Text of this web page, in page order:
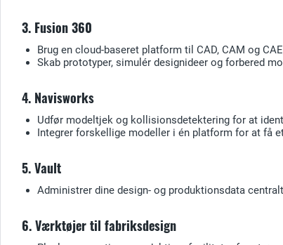
3. Fusion 360
Brug en cloud-baseret platform til CAD, CAM og
Skab prototyper, simulér designideer og forbered
4. Navisworks
Udfør modeltjek og kollisionsdetektering for at
Integrer forskellige modeller i én platform for at få
5. Vault
Administrer dine design- og produktionsdata
6. Værktøjer til fabriksdesign